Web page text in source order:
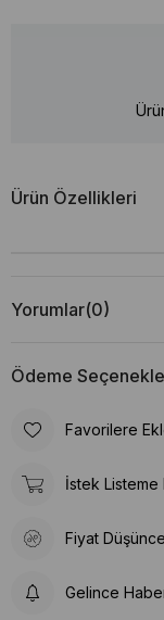
Ürün Özellikleri
Yorumlar(0)
Ödeme
Favorilere
İstek Listeme
Fiyat
Gelince